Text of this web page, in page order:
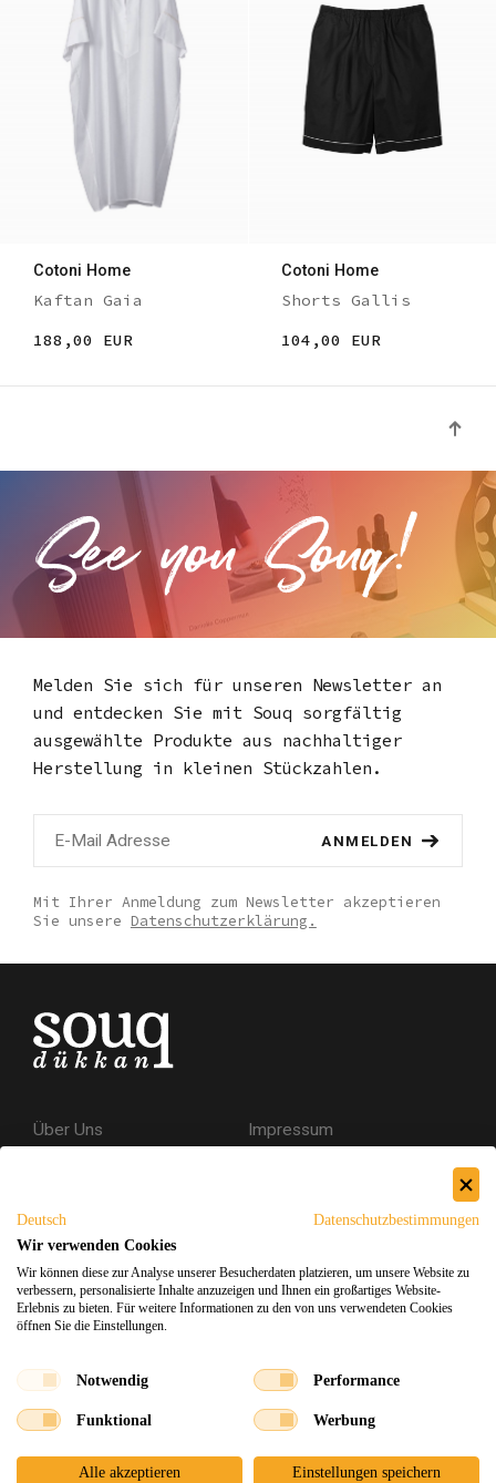
Cotoni Home
Kaftan Gaia
188,00 EUR
Cotoni Home
Shorts Gallis
104,00 EUR
Melden Sie sich für unseren Newsletter an
und entdecken Sie mit Souq sorgfältig
ausgewählte Produkte aus nachhaltiger
Herstellung in kleinen Stückzahlen.
ANMELDEN
Mit Ihrer Anmeldung zum Newsletter akzeptieren
Sie unsere Datenschutzerklärung.
Über Uns
Impressum
Sicheres Einkaufen
Souq Dukkan 2026 Designx Entwicklung
Deutsch
Datenschutzbestimmungen
Wir verwenden Cookies
Wir können diese zur Analyse unserer Besucherdaten platzieren, um unsere Website zu
verbessern, personalisierte Inhalte anzuzeigen und Ihnen ein großartiges Website-
Erlebnis zu bieten. Für weitere Informationen zu den von uns verwendeten Cookies
öffnen Sie die Einstellungen.
Notwendig Performance
Funktional Werbung
Alle akzeptieren Einstellungen speichern